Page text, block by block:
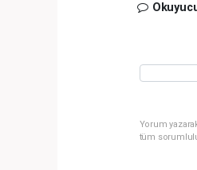
Yorum
tüm